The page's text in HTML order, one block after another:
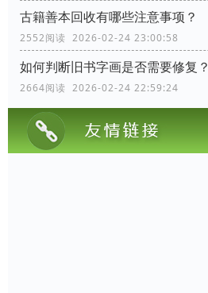
古籍善本回收有哪些注意事项？
2552阅读 2026-02-24 23:00:58
如何判断旧书字画是否需要修复？
2664阅读 2026-02-24 22:59:24